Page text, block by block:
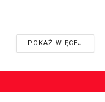
POKAŻ WIĘCEJ